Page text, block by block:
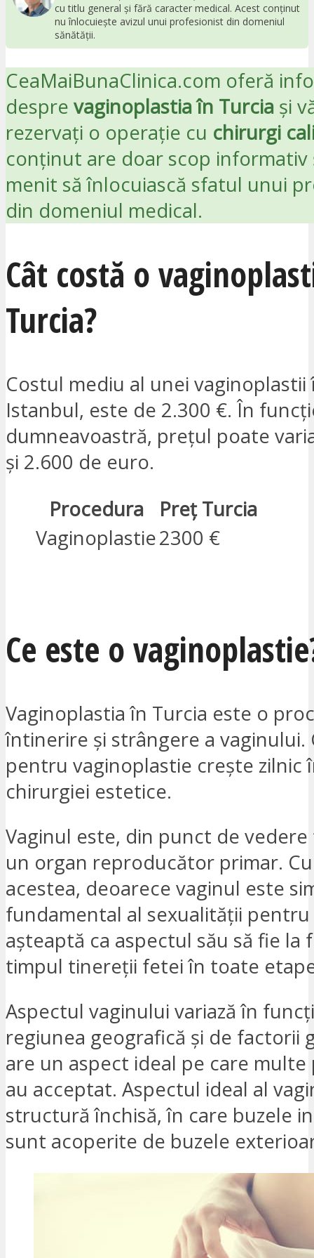
cu titlu general și fără caracter medical. Acest conținut
nu înlocuiește avizul unui profesionist din domeniul
sănătății.
CeaMaiBunaClinica.com oferă
despre vaginoplastia în Turcia și
rezervați o operație cu chirurgi
conținut are doar scop informativ
menit să înlocuiască sfatul unui
din domeniul medical.
Cât costă o
Turcia?
Costul mediu al unei vaginoplastii
Istanbul, este de 2.300 €. În
dumneavoastră, prețul poate
și 2.600 de euro.
Procedura
Preț Turcia
Vaginoplastie2300 €
Ce este o
Vaginoplastia în Turcia este o
întinerire și strângere a vaginului.
pentru vaginoplastie crește zilnic
chirurgiei estetice.
Vaginul este, din punct de
un organ reproducător primar.
acestea, deoarece vaginul este
fundamental al sexualității pentru
așteaptă ca aspectul său să fie la
timpul tinereții fetei în toate
Aspectul vaginului variază în
regiunea geografică și de factorii
are un aspect ideal pe care multe
au acceptat. Aspectul ideal al
structură închisă, în care buzele
sunt acoperite de buzele